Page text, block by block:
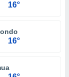
16°
16°